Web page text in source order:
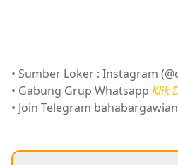
• Sumber Loker : Instagram
• Gabung Grup Whatsapp Klik
• Join Telegram